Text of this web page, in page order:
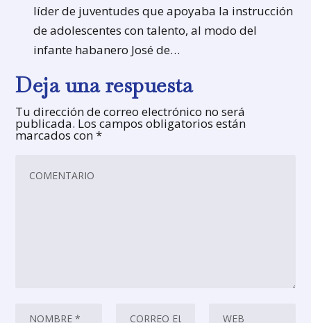
líder de juventudes que apoyaba la instrucción
de adolescentes con talento, al modo del
infante habanero José de…
Deja una respuesta
Tu dirección de correo electrónico no será
publicada. Los campos obligatorios están
marcados con*